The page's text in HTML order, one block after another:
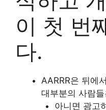
이 첫 번
다.
AARRR은 뒤에
대부분의 사람
아니면 광고